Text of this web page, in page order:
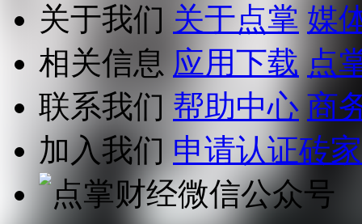
关于我们 关于点掌 媒
相关信息 应用下载 点
联系我们 帮助中心 商
加入我们 申请认证砖家